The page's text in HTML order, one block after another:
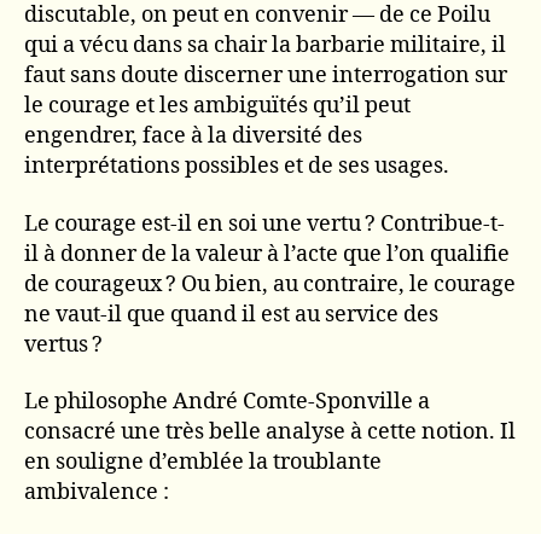
discutable, on peut en convenir — de ce Poilu
qui a vécu dans sa chair la barbarie militaire, il
faut sans doute discerner une interrogation sur
le courage et les ambiguïtés qu’il peut
engendrer, face à la diversité des
interprétations possibles et de ses usages.
Le courage est-il en soi une vertu ? Contribue-t-
il à donner de la valeur à l’acte que l’on qualifie
de courageux ? Ou bien, au contraire, le courage
ne vaut-il que quand il est au service des
vertus ?
Le philosophe André Comte-Sponville a
consacré une très belle analyse à cette notion. Il
en souligne d’emblée la troublante
ambivalence :